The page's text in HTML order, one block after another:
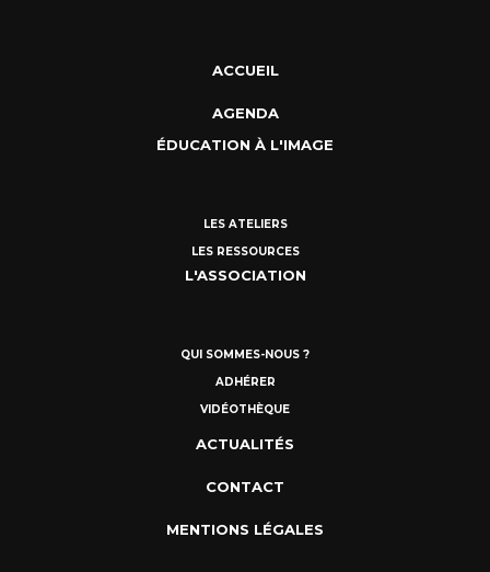
ACCUEIL
AGENDA
ÉDUCATION À L'IMAGE
LES ATELIERS
LES RESSOURCES
L'ASSOCIATION
QUI SOMMES-NOUS ?
ADHÉRER
VIDÉOTHÈQUE
ACTUALITÉS
CONTACT
MENTIONS LÉGALES